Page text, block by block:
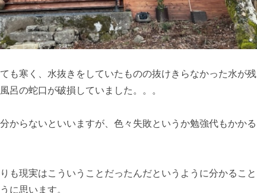
も寒く、水抜きをしていたものの抜けきらなかった水が残
呂の蛇口が破損していました。。。
からないといいますが、色々失敗というか勉強代もかかる
も現実はこういうことだったんだというように分かること
に思います。